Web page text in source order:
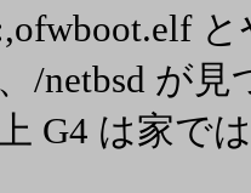
/netbsd が
G4 は家で